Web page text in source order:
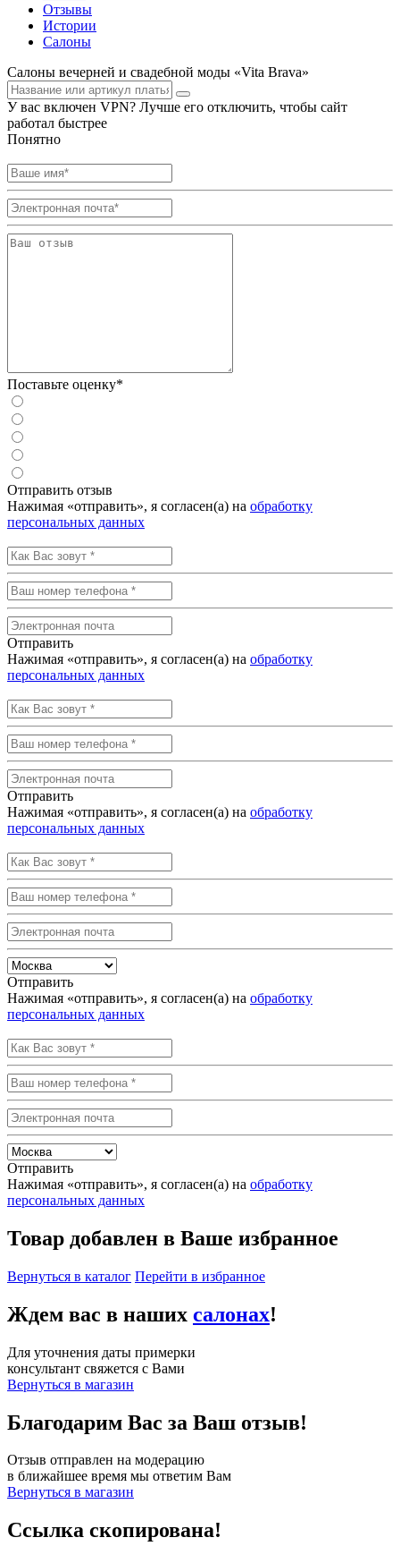
Отзывы
Истории
Салоны
Салоны вечерней и свадебной моды «Vita Brava»
У вас включен VPN? Лучше его отключить, чтобы сайт
работал быстрее
Понятно
Поставьте оценку*
Отправить отзыв
Нажимая «отправить», я согласен(а) на обработку
персональных данных
Отправить
Нажимая «отправить», я согласен(а) на обработку
персональных данных
Отправить
Нажимая «отправить», я согласен(а) на обработку
персональных данных
Отправить
Нажимая «отправить», я согласен(а) на обработку
персональных данных
Отправить
Нажимая «отправить», я согласен(а) на обработку
персональных данных
Товар добавлен в Ваше избранное
Вернуться в каталог Перейти в избранное
Ждем вас в наших салонах!
Для уточнения даты примерки
консультант свяжется с Вами
Вернуться в магазин
Благодарим Вас за Ваш отзыв!
Отзыв отправлен на модерацию
в ближайшее время мы ответим Вам
Вернуться в магазин
Ссылка скопирована!